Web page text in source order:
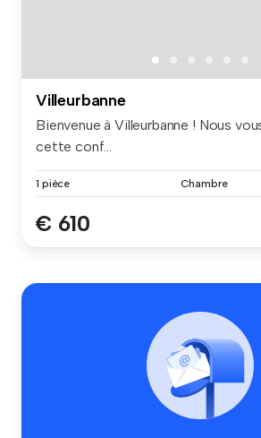
Villeurbanne
Bienvenue à Villeurbanne ! Nous
cette conf...
1 pièce Chambre
€ 610